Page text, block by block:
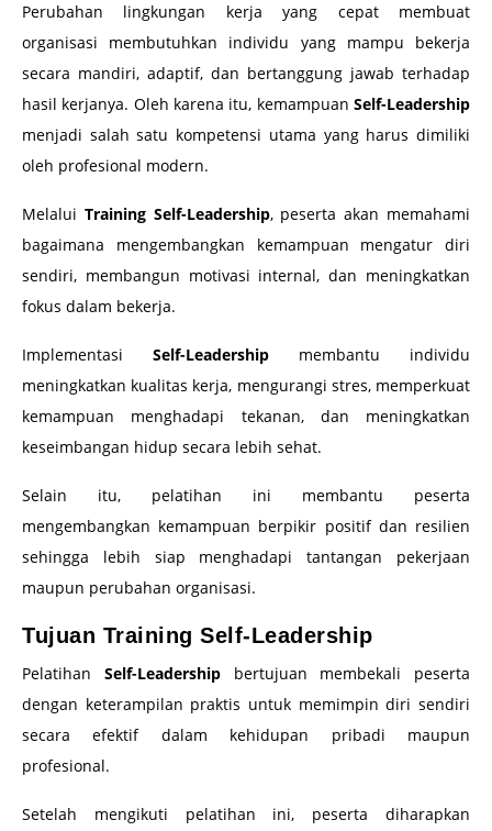
Perubahan lingkungan kerja yang cepat membuat
organisasi membutuhkan individu yang mampu bekerja
secara mandiri, adaptif, dan bertanggung jawab terhadap
hasil kerjanya. Oleh karena itu, kemampuan Self-Leadership
menjadi salah satu kompetensi utama yang harus dimiliki
oleh profesional modern.
Melalui Training Self-Leadership, peserta akan memahami
bagaimana mengembangkan kemampuan mengatur diri
sendiri, membangun motivasi internal, dan meningkatkan
fokus dalam bekerja.
Implementasi Self-Leadership membantu individu
meningkatkan kualitas kerja, mengurangi stres, memperkuat
kemampuan menghadapi tekanan, dan meningkatkan
keseimbangan hidup secara lebih sehat.
Selain itu, pelatihan ini membantu peserta
mengembangkan kemampuan berpikir positif dan resilien
sehingga lebih siap menghadapi tantangan pekerjaan
maupun perubahan organisasi.
Tujuan Training Self-Leadership
Pelatihan Self-Leadershipbertujuan membekali peserta
dengan keterampilan praktis untuk memimpin diri sendiri
secara efektif dalam kehidupan pribadi maupun
profesional.
Setelah mengikuti pelatihan ini, peserta diharapkan